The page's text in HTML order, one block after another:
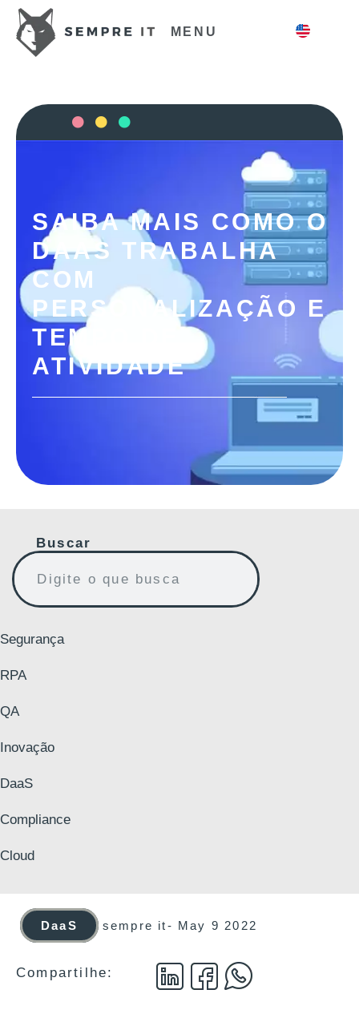
MENU
SAIBA MAIS COMO O
DAAS TRABALHA
COM
PERSONALIZAÇÃO E
TEMPO DE
ATIVIDADE
Buscar
Segurança
RPA
QA
Inovação
DaaS
Compliance
Cloud
DaaS sempre it- May 9 2022
Compartilhe: